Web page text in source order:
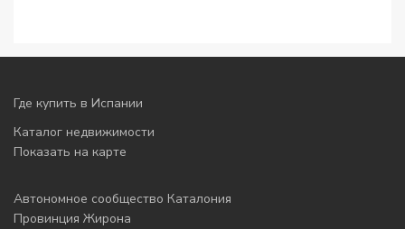
Где купить в Испании
Каталог недвижимости
Показать на карте
Автономное сообщество Каталония
Провинция Жирона